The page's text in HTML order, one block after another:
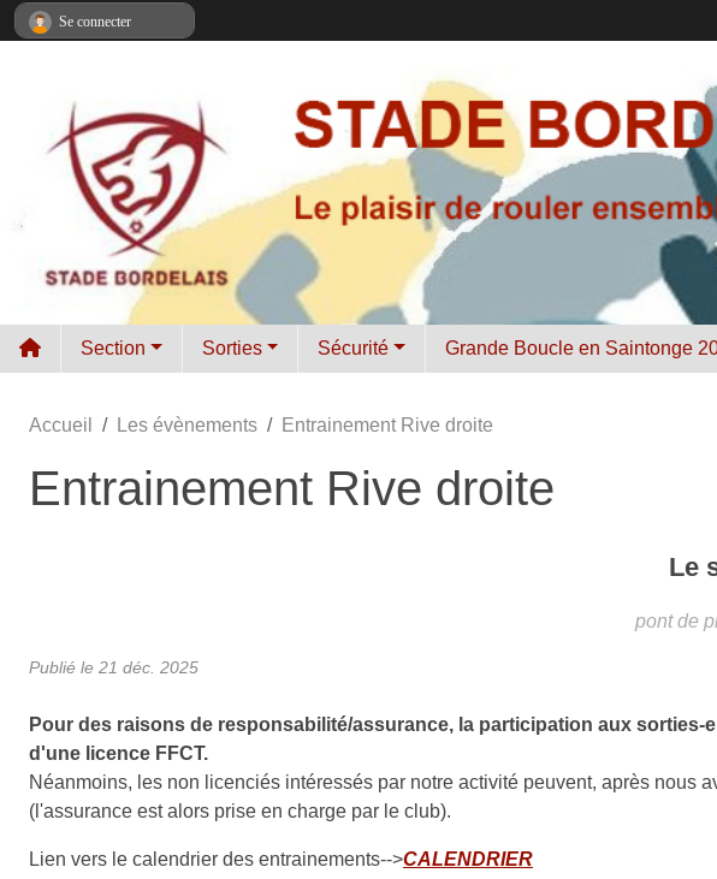
Section Sorties Sécurité Grande Boucle en Saintonge
Accueil Les évènements Entrainement Rive droite
Entrainement Rive droite
Le
pont de
Publié le 21 déc. 2025
Pour des raisons de responsabilité/assurance, la participation aux
d'une licence FFCT.
Néanmoins, les non licenciés intéressés par notre activité peuvent, après nous
(l'assurance est alors prise en charge par le club).
Lien vers le calendrier des entrainements-->CALENDRIER
Se connecter
Panneau de gestion des cookies